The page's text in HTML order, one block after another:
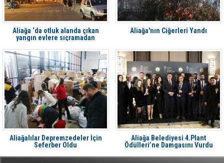
Aliağa ‘da otluk alanda çıkan
yangın evlere sıçramadan
Aliağa'nın Ciğerleri Yandı
Aliağalılar Depremzedeler İçin
Seferber Oldu
Aliağa Belediyesi 4.Plant
Ödülleri’ne Damgasını Vurdu